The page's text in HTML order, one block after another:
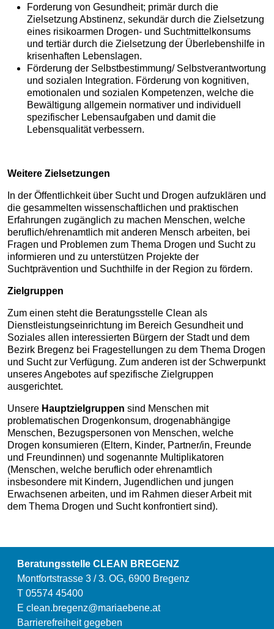
Forderung von Gesundheit; primär durch die
Zielsetzung Abstinenz, sekundär durch die Zielsetzung
eines risikoarmen Drogen- und Suchtmittelkonsums
und tertiär durch die Zielsetzung der Überlebenshilfe in
krisenhaften Lebenslagen.
Förderung der Selbstbestimmung/ Selbstverantwortung
und sozialen Integration. Förderung von kognitiven,
emotionalen und sozialen Kompetenzen, welche die
Bewältigung allgemein normativer und individuell
spezifischer Lebensaufgaben und damit die
Lebensqualität verbessern.
Weitere Zielsetzungen
In der Öffentlichkeit über Sucht und Drogen aufzuklären und
die gesammelten wissenschaftlichen und praktischen
Erfahrungen zugänglich zu machen Menschen, welche
beruflich/ehrenamtlich mit anderen Mensch arbeiten, bei
Fragen und Problemen zum Thema Drogen und Sucht zu
informieren und zu unterstützen Projekte der
Suchtprävention und Suchthilfe in der Region zu fördern.
Zielgruppen
Zum einen steht die Beratungsstelle Clean als
Dienstleistungseinrichtung im Bereich Gesundheit und
Soziales allen interessierten Bürgern der Stadt und dem
Bezirk Bregenz bei Fragestellungen zu dem Thema Drogen
und Sucht zur Verfügung. Zum anderen ist der Schwerpunkt
unseres Angebotes auf spezifische Zielgruppen
ausgerichtet.
Unsere Hauptzielgruppen sind Menschen mit
problematischen Drogenkonsum, drogenabhängige
Menschen, Bezugspersonen von Menschen, welche
Drogen konsumieren (Eltern, Kinder, Partner/in, Freunde
und Freundinnen) und sogenannte Multiplikatoren
(Menschen, welche beruflich oder ehrenamtlich
insbesondere mit Kindern, Jugendlichen und jungen
Erwachsenen arbeiten, und im Rahmen dieser Arbeit mit
dem Thema Drogen und Sucht konfrontiert sind).
Beratungsstelle CLEAN BREGENZ
Montfortstrasse 3 / 3. OG, 6900 Bregenz
T 05574 45400
E clean.bregenz@mariaebene.at
Barrierefreiheit gegeben